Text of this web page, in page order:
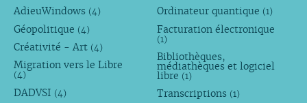
AdieuWindows (4)
Géopolitique (4)
Créativité - Art (4)
Migration vers le Libre
(4)
DADVSI (4)
Ordinateur quantique (1)
Facturation électronique
(1)
Bibliothèques,
médiathèques et logiciel
libre (1)
Transcriptions (1)